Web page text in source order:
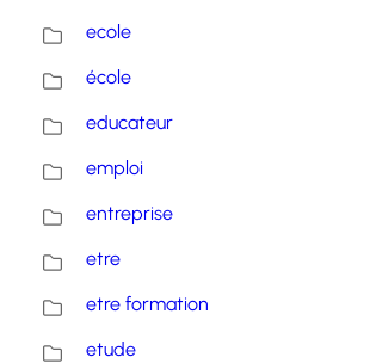
ecole
école
educateur
emploi
entreprise
etre
etre formation
etude